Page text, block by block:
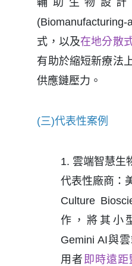
式，以及在地分散
有助於縮短新療法
供應鏈壓力。
(三)代表性案例
1. 雲端智慧生
代表性廠商：
Culture
作，將其小
Gemini AI與
用者 即時遠